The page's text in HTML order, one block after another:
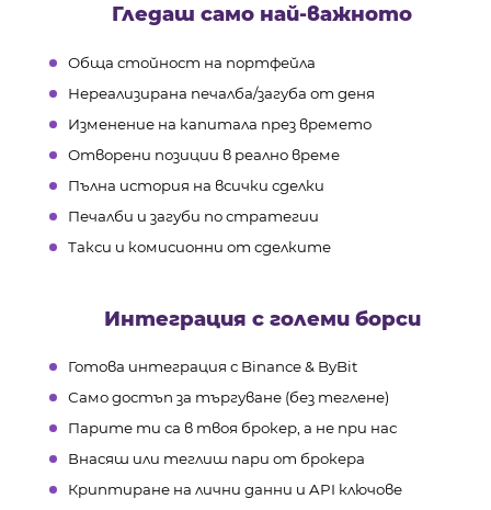
Гледаш само най-важното
Обща стойност на портфейла
Нереализирана печалба/загуба от деня
Изменение на капитала през времето
Отворени позиции в реално време
Пълна история на всички сделки
Печалби и загуби по стратегии
Такси и комисионни от сделките
Интеграция с големи борси
Готова интеграция с Binance & ByBit
Само достъп за търгуване (без теглене)
Парите ти са в твоя брокер, а не при нас
Внасяш или теглиш пари от брокера
Криптиране на лични данни и API ключове